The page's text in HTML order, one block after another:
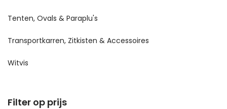
Tenten, Ovals & Paraplu's
Transportkarren, Zitkisten & Accessoires
Witvis
Filter op prijs